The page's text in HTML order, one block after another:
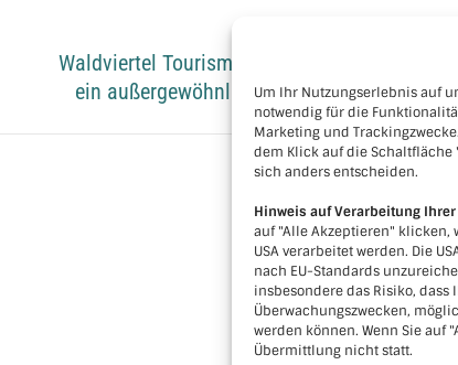
Um Ihr Nutzungserlebnis auf
notwendig für die
Marketing und
dem Klick auf die
sich anders entscheiden.
Hinweis auf Verarbeitung
auf "Alle Akzeptieren" klicken,
USA verarbeitet werden. Die
nach EU-Standards
insbesondere das Risiko,
Überwachungszwecken,
werden können. Wenn Sie
Übermittlung nicht statt.
Nächster
Beitrag:
Waldviertel Tourismus zieht Bilanz über
ein außergewöhnliches Tourismusjahr